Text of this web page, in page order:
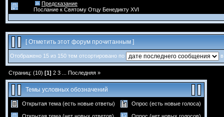
Предсказание
Послание к Святому Отцу Бенедикту XVI
[Отметить этот форум прочитанным ]
Отображено 15 из 150 тем отсортировано по
Страниц: (10) [1] 2 3 Последняя »
Темы условных обозначений
Открытая тема (есть новые ответы) Опрос (есть новые голоса)